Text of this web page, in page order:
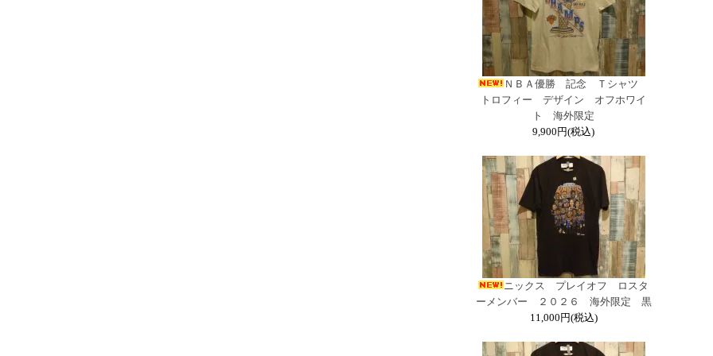
ＮＢＡ優勝 記念 Ｔシャツ
トロフィー デザイン オフホワイ
ト 海外限定
9,900円(税込)
ニックス プレイオフ ロスタ
ーメンバー ２０２６ 海外限定 黒
11,000円(税込)